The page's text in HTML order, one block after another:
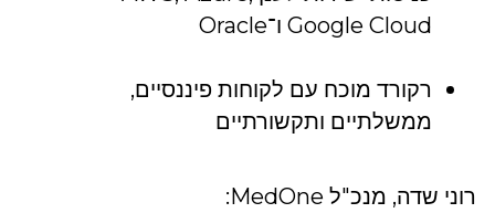
Google Cloud ו־Oracle
רקורד מוכח עם לקוחות פיננסיים,
ממשלתיים ותקשורתיים
רוני שדה, מנכ"ל MedOne: